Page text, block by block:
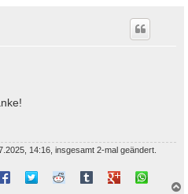
14:16, insgesamt 2-mal geändert.